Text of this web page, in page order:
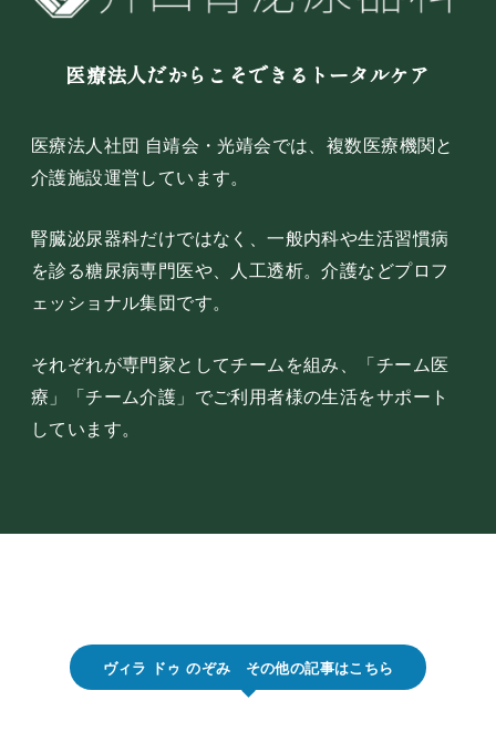
医療法人だからこそできるトータルケア
医療法人社団 自靖会・光靖会では、複数医療機関と
介護施設運営しています。
腎臓泌尿器科だけではなく、一般内科や生活習慣病
を診る糖尿病専門医や、人工透析。介護などプロフ
ェッショナル集団です。
それぞれが専門家としてチームを組み、「チーム医
療」「チーム介護」でご利用者様の生活をサポート
しています。
ヴィラ ドゥ のぞみ その他の記事はこちら